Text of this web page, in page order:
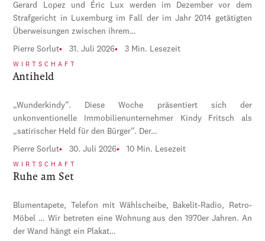
Gerard Lopez und Éric Lux werden im Dezember vor dem
Strafgericht in Luxemburg im Fall der im Jahr 2014 getätigten
Überweisungen zwischen ihrem…
Pierre Sorlut 31. Juli 2026 3 Min. Lesezeit
WIRTSCHAFT
Antiheld
„Wunderkindy“. Diese Woche präsentiert sich der
unkonventionelle Immobilienunternehmer Kindy Fritsch als
„satirischer Held für den Bürger“. Der…
Pierre Sorlut 30. Juli 2026 10 Min. Lesezeit
WIRTSCHAFT
Ruhe am Set
Blumentapete, Telefon mit Wählscheibe, Bakelit-Radio, Retro-
Möbel … Wir betreten eine Wohnung aus den 1970er Jahren. An
der Wand hängt ein Plakat…